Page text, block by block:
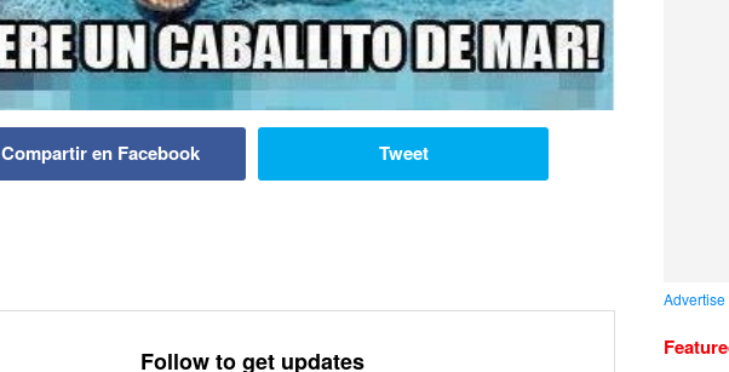
Compartir en Facebook Tweet
Follow to get updates